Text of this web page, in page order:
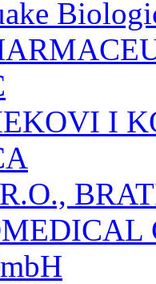
I